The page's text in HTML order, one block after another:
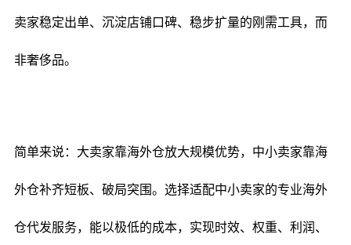
卖家稳定出单、沉淀店铺口碑、稳步扩量的刚需工具，而
非奢侈品。
简单来说：大卖家靠海外仓放大规模优势，中小卖家靠海
外仓补齐短板、破局突围。选择适配中小卖家的专业海外
仓代发服务，能以极低的成本，实现时效、权重、利润、